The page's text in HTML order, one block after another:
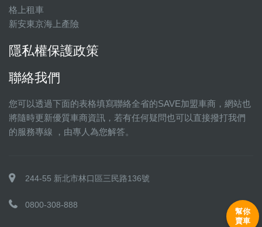
格上租車
新安東京海上產險
隱私權保護政策
聯絡我們
您可以透過下面的表格填寫聯絡全省的SAVE加盟車商，網站也
將隨時更新優質車商資訊，若有任何疑問也可以直接撥打我們
的服務專線 ，由專人為您解答。
244-55 新北市林口區三民路136號
0800-308-888
幫你
賣車